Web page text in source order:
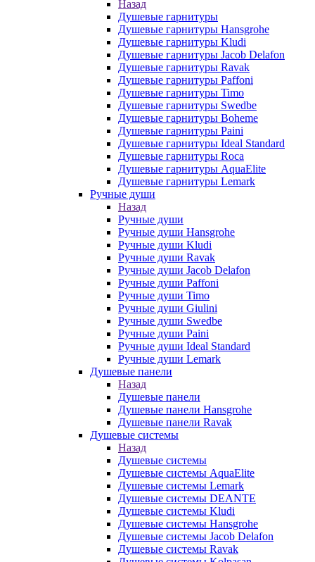
Назад
Душевые гарнитуры
Душевые гарнитуры Hansgrohe
Душевые гарнитуры Kludi
Душевые гарнитуры Jacob Delafon
Душевые гарнитуры Ravak
Душевые гарнитуры Paffoni
Душевые гарнитуры Timo
Душевые гарнитуры Swedbe
Душевые гарнитуры Boheme
Душевые гарнитуры Paini
Душевые гарнитуры Ideal Standard
Душевые гарнитуры Roca
Душевые гарнитуры AquaElite
Душевые гарнитуры Lemark
Ручные души
Назад
Ручные души
Ручные души Hansgrohe
Ручные души Kludi
Ручные души Ravak
Ручные души Jacob Delafon
Ручные души Paffoni
Ручные души Timo
Ручные души Giulini
Ручные души Swedbe
Ручные души Paini
Ручные души Ideal Standard
Ручные души Lemark
Душевые панели
Назад
Душевые панели
Душевые панели Hansgrohe
Душевые панели Ravak
Душевые системы
Назад
Душевые системы
Душевые системы AquaElite
Душевые системы Lemark
Душевые системы DEANTE
Душевые системы Kludi
Душевые системы Hansgrohe
Душевые системы Jacob Delafon
Душевые системы Ravak